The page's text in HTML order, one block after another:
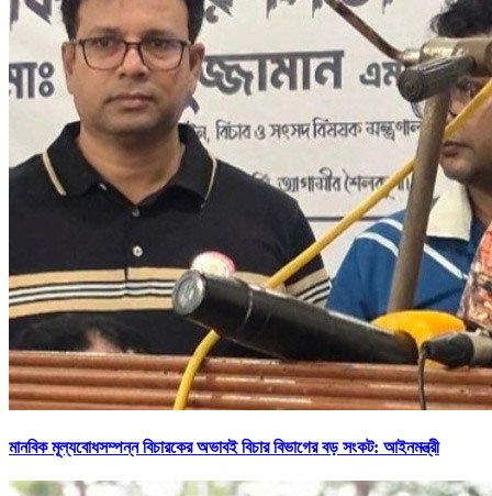
মানবিক মূল্যবোধসম্পন্ন বিচারকের অভাবই বিচার বিভাগের বড় সংকট: আইনমন্ত্রী